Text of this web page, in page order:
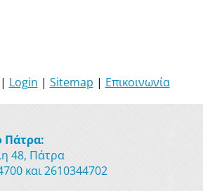
Login | Sitemap | Επικοινωνία
Πάτρα:
48, Πάτρα
και 2610344702